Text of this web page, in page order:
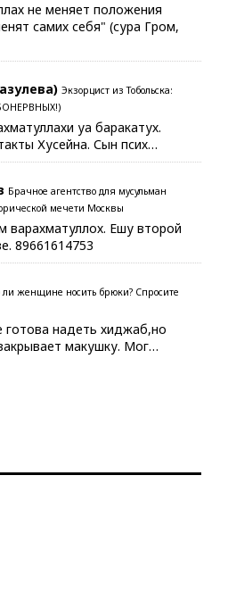
не меняет положения
самих себя" (сура Гром,
Экзорцист из Тобольска:
уа баракатух.
Хусейна. Сын псих…
Брачное агентство для мусульман
мечети Москвы
варахматуллох. Ешу второй
89661614753
женщине носить брюки? Спросите
готова надеть хиджаб,но
макушку. Мог…